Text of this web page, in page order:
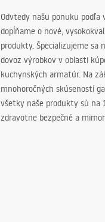
Odvtedy našu ponuku podľa
dopĺňame o nové,
produkty. Špecializujeme sa
dovoz výrobkov v oblasti
kuchynských armatúr. Na
mnohoročných skúseností
všetky naše produkty sú na
zdravotne bezpečné a